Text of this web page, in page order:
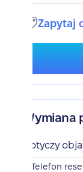
Zapytaj
Dotyczy
Telefon